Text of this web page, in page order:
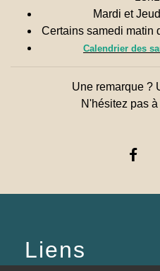
Mardi et
Certains samedi matin
Calendrier des
Une remarque ?
N'hésitez pas
Liens